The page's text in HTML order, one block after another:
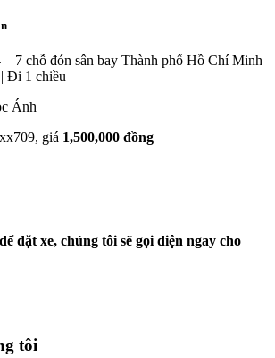
– 7 chỗ đón sân bay Thành phố Hồ Chí Minh
Đi 1 chiều
Ánh
giá 1,500,000 đồng
đặt xe, chúng tôi sẽ gọi điện ngay cho
tôi